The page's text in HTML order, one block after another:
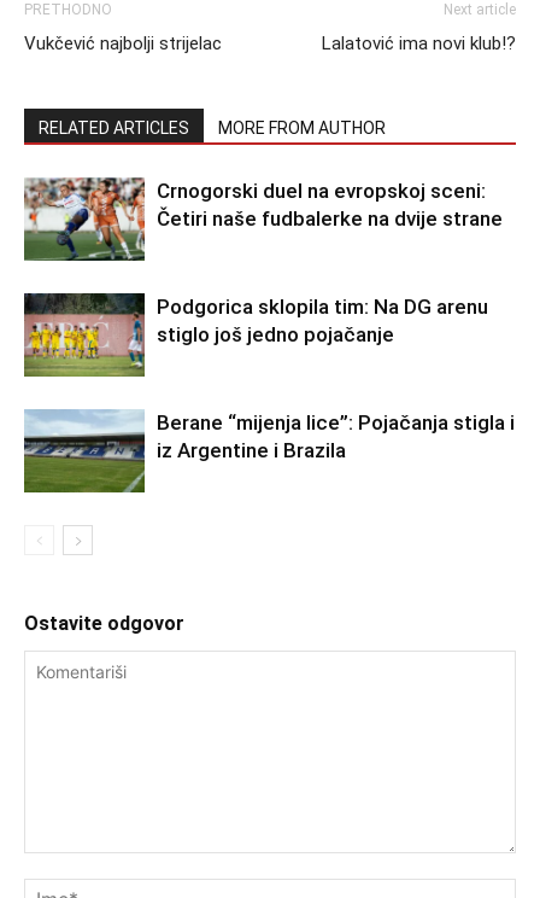
PRETHODNO
Vukčević najbolji strijelac
Next article
Lalatović ima novi klub!?
RELATED ARTICLES MORE FROM AUTHOR
Crnogorski duel na evropskoj sceni:
Četiri naše fudbalerke na dvije strane
Podgorica sklopila tim: Na DG arenu
stiglo još jedno pojačanje
Berane “mijenja lice”: Pojačanja stigla i
iz Argentine i Brazila
Ostavite odgovor